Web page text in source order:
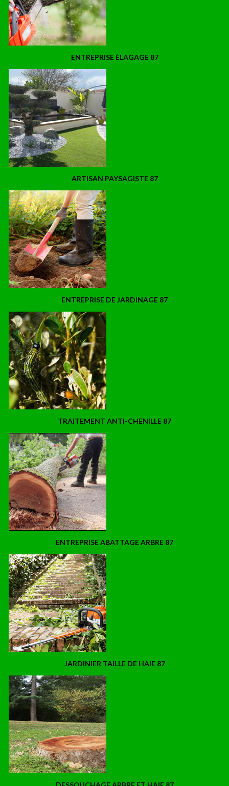
ENTREPRISE ÉLAGAGE 87
ARTISAN PAYSAGISTE 87
ENTREPRISE DE JARDINAGE 87
TRAITEMENT ANTI-CHENILLE 87
ENTREPRISE ABATTAGE ARBRE 87
JARDINIER TAILLE DE HAIE 87